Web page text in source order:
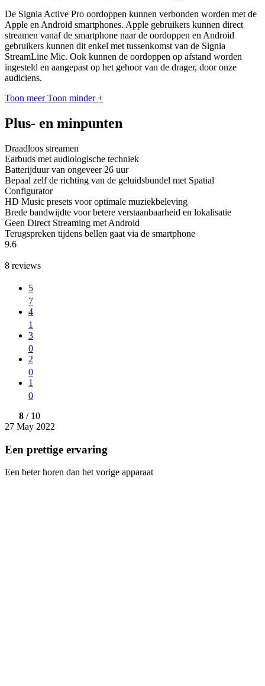
De Signia Active Pro oordoppen kunnen verbonden worden met de
Apple en Android smartphones. Apple gebruikers kunnen direct
streamen vanaf de smartphone naar de oordoppen en Android
gebruikers kunnen dit enkel met tussenkomst van de Signia
StreamLine Mic. Ook kunnen de oordoppen op afstand worden
ingesteld en aangepast op het gehoor van de drager, door onze
audiciens.
Toon meer Toon minder +
Plus- en minpunten
Draadloos streamen
Earbuds met audiologische techniek
Batterijduur van ongeveer 26 uur
Bepaal zelf de richting van de geluidsbundel met Spatial
Configurator
HD Music presets voor optimale muziekbeleving
Brede bandwijdte voor betere verstaanbaarheid en lokalisatie
Geen Direct Streaming met Android
Terugspreken tijdens bellen gaat via de smartphone
9.6
8 reviews
5
7
4
1
3
0
2
0
1
0
8 / 10
27 May 2022
Een prettige ervaring
Een beter horen dan het vorige apparaat